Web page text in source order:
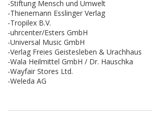
-Stiftung Mensch und Umwelt
-Thienemann Esslinger Verlag
-Tropilex B.V.
-uhrcenter/Esters GmbH
-Universal Music GmbH
-Verlag Freies Geistesleben & Urachhaus
-Wala Heilmittel GmbH / Dr. Hauschka
-Wayfair Stores Ltd.
-Weleda AG